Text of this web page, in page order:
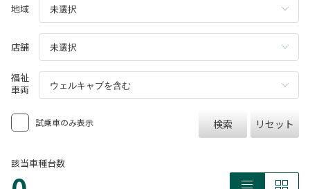
地域
店舗
福祉
車両
試乗車のみ表示 検索 リセット
該当車種台数